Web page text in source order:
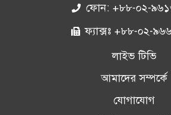
ফোন: +৮৮-০২-
ফ্যাক্সঃ +৮৮-০২-
লাইভ টিভি
আমাদের সম্পর্কে
যোগাযোগ